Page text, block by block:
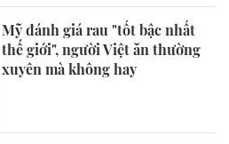
Mỹ đánh giá rau "tốt bậc nhất
thế giới", người Việt ăn thường
xuyên mà không hay